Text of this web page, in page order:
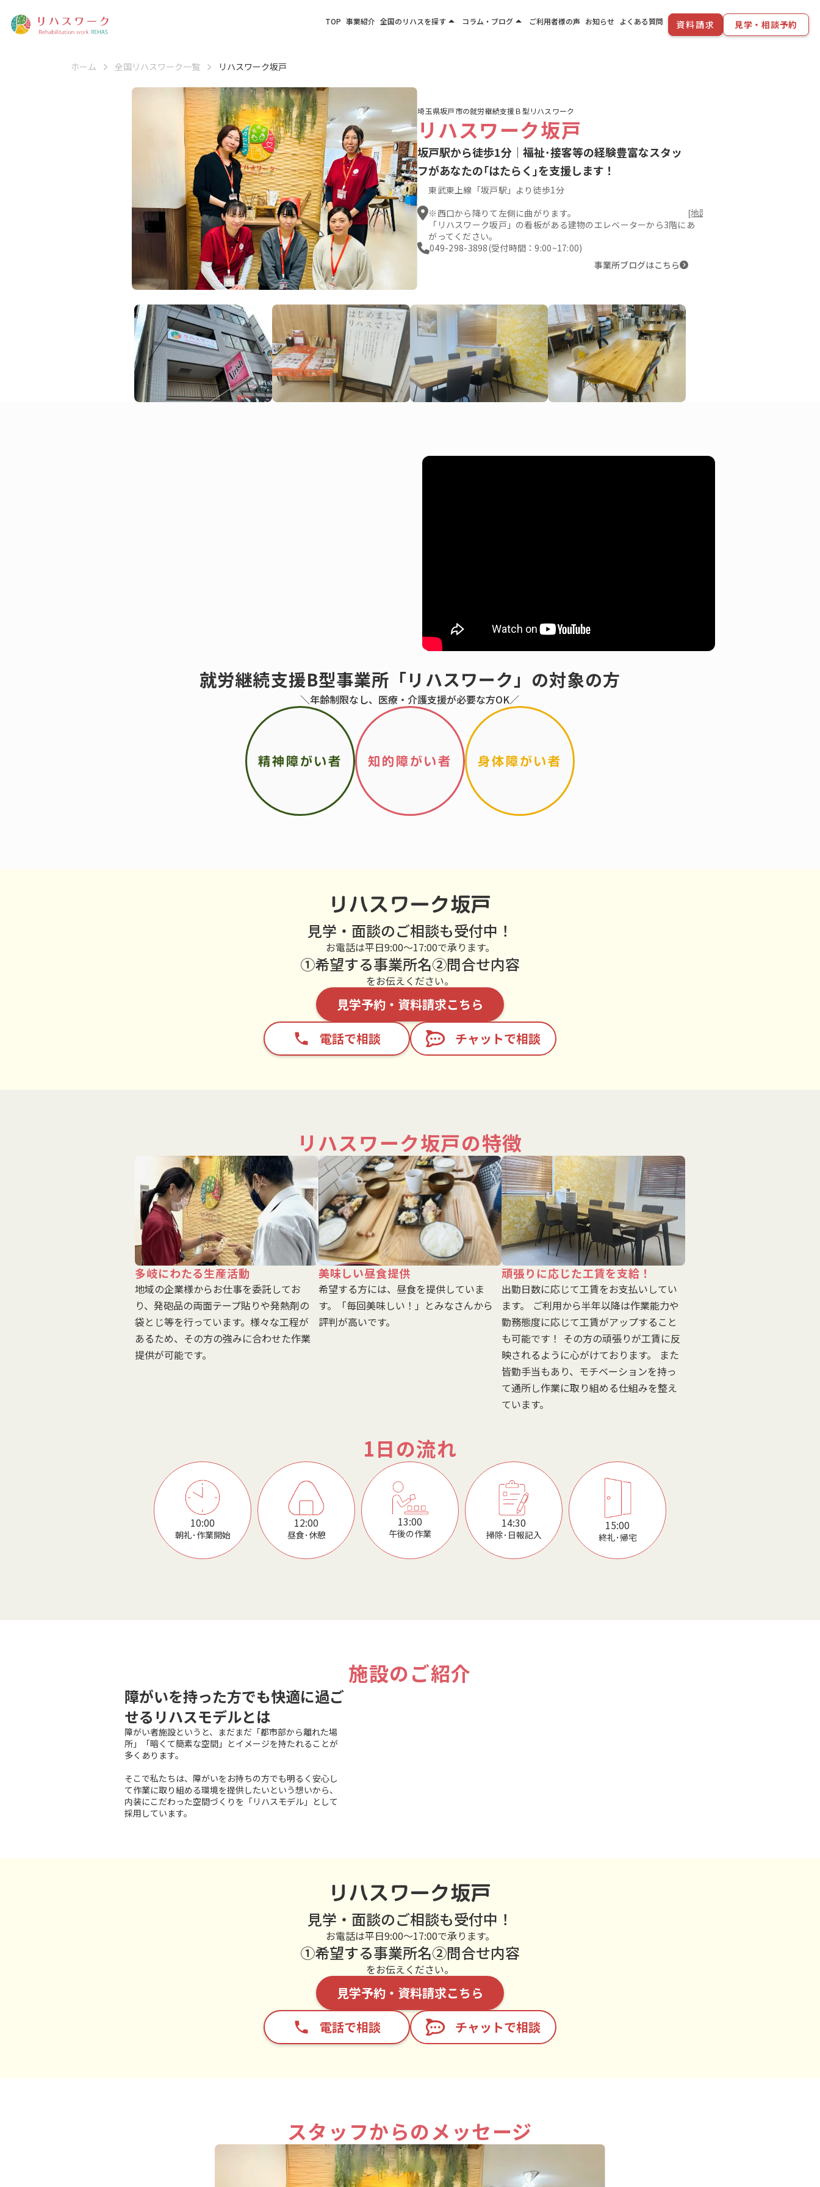
TOP 事業紹介 全国のリハスを探すarrow_drop_up
東海エリア
関西エリア
四国・九州エリア
コラム・ブログarrow_drop_up ご利用者様の声 お知らせ よくある質問 資料請求 見学・相談予約
ホーム 全国リハスワーク一覧 リハスワーク坂戸
リハスワーク坂戸
埼玉県坂戸市の就労継続支援Ｂ型リハスワーク
坂戸駅から徒歩1分｜福祉･接客等の経験豊富なスタッ
フがあなたの｢はたらく｣を支援します！
東武東上線「坂戸駅」より徒歩1分
※西口から降りて左側に曲がります。
「リハスワーク坂戸」の看板がある建物のエレベーターから3階にあ
がってください。
[地図を見る]
049-298-3898(受付時間：9:00~17:00)
事業所ブログはこちら
就労継続支援B型事業所「リハスワーク」の対象の方
＼年齢制限なし、医療・介護支援が必要な方OK／
精神障がい者 知的障がい者 身体障がい者
リハスワーク坂戸
見学・面談のご相談も受付中！
をお伝えください。
①希望する事業所名②問合せ内容
お電話は平日9:00～17:00で承ります。
見学予約・資料請求こちら
phone 電話で相談 チャットで相談
リハスワーク坂戸の特徴
多岐にわたる生産活動
地域の企業様からお仕事を委託してお
り、発砲品の両面テープ貼りや発熱剤の
袋とじ等を行っています。様々な工程が
あるため、その方の強みに合わせた作業
提供が可能です。
美味しい昼食提供
希望する方には、昼食を提供していま
す。「毎回美味しい！」とみなさんから
評判が高いです。
頑張りに応じた工賃を支給！
出勤日数に応じて工賃をお支払いしてい
ます。 ご利用から半年以降は作業能力や
勤務態度に応じて工賃がアップすること
も可能です！ その方の頑張りが工賃に反
映されるように心がけております。 また
皆勤手当もあり、モチベーションを持っ
て通所し作業に取り組める仕組みを整え
ています。
1日の流れ
10:00
朝礼･作業開始
12:00
昼食･休憩
13:00
午後の作業
14:30
掃除･日報記入
15:00
終礼･帰宅
施設のご紹介
障がいを持った方でも快適に過ご
せるリハスモデルとは
障がい者施設というと、まだまだ「都市部から離れた場
所」「暗くて簡素な空間」とイメージを持たれることが
多くあります。
そこで私たちは、障がいをお持ちの方でも明るく安心し
て作業に取り組める環境を提供したいという想いから、
内装にこだわった空間づくりを「リハスモデル」として
採用しています。
リハスワーク坂戸
見学・面談のご相談も受付中！
をお伝えください。
①希望する事業所名②問合せ内容
お電話は平日9:00～17:00で承ります。
見学予約・資料請求こちら
phone 電話で相談 チャットで相談
スタッフからのメッセージ